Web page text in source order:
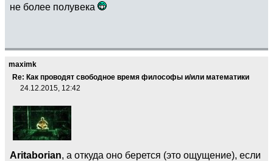
не более полувека
maximk
Re: Как проводят свободное время философы и/или математики
24.12.2015, 12:42
Aritaborian, а откуда оно берется (это ощущение), если